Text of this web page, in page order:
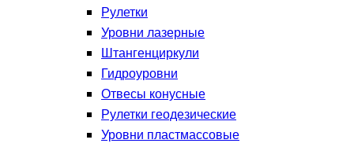
Рулетки
Уровни лазерные
Штангенциркули
Гидроуровни
Отвесы конусные
Рулетки геодезические
Уровни пластмассовые